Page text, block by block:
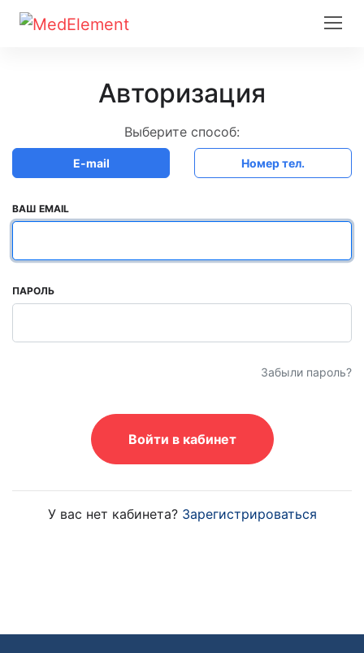
Авторизация
Выберите способ:
E-mail Номер тел.
ВАШ EMAIL
ПАРОЛЬ
Забыли пароль?
Войти в кабинет
У вас нет кабинета? Зарегистрироваться